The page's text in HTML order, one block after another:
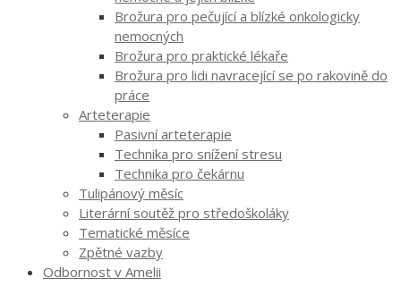
Brožura pro pečující a blízké onkologicky
nemocných
Brožura pro praktické lékaře
Brožura pro lidi navracející se po rakovině do
práce
Arteterapie
Pasivní arteterapie
Technika pro snížení stresu
Technika pro čekárnu
Tulipánový měsíc
Literární soutěž pro středoškoláky
Tematické měsíce
Zpětné vazby
Odbornost v Amelii